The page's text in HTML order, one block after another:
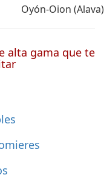
alta gama que te